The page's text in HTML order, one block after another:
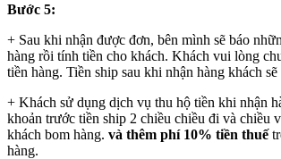
Bước 5:
+ Sau khi nhận được đơn, bên mình sẽ báo
hàng rồi tính tiền cho khách. Khách vui lòng
tiền hàng. Tiền ship sau khi nhận hàng khách sẽ
+ Khách sử dụng dịch vụ thu hộ tiền khi nhận
khoản trước tiền ship 2 chiều chiều đi và chiều
khách bom hàng. và thêm phí 10% tiền thuế
hàng.